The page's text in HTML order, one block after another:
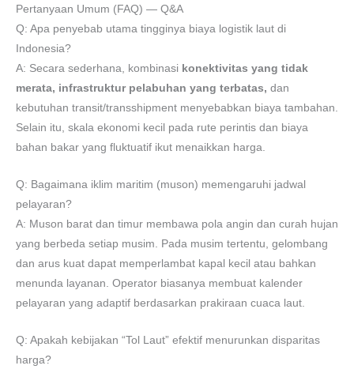
Pertanyaan Umum (FAQ) — Q&A
Q: Apa penyebab utama tingginya biaya logistik laut di
Indonesia?
A: Secara sederhana, kombinasi konektivitas yang tidak
merata, infrastruktur pelabuhan yang terbatas, dan
kebutuhan transit/transshipment menyebabkan biaya tambahan.
Selain itu, skala ekonomi kecil pada rute perintis dan biaya
bahan bakar yang fluktuatif ikut menaikkan harga.
Q: Bagaimana iklim maritim (muson) memengaruhi jadwal
pelayaran?
A: Muson barat dan timur membawa pola angin dan curah hujan
yang berbeda setiap musim. Pada musim tertentu, gelombang
dan arus kuat dapat memperlambat kapal kecil atau bahkan
menunda layanan. Operator biasanya membuat kalender
pelayaran yang adaptif berdasarkan prakiraan cuaca laut.
Q: Apakah kebijakan “Tol Laut” efektif menurunkan disparitas
harga?